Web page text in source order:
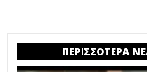
ΠΕΡΙΣΣΟΤΕΡΑ